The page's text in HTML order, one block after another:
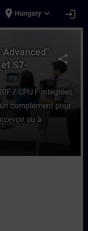
place Hungary expand_more login
"SAFETY
share
Advanced"
S7-
/ CPU F intégrées
complément pour
ou à